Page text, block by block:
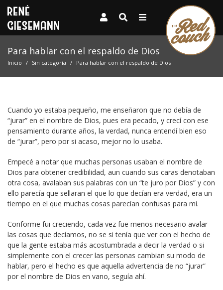
Para hablar con el respaldo de Dios
Inicio Sin categoría Para hablar con el respaldo de Dios
Cuando yo estaba pequeño, me enseñaron que no debía de
“jurar” en el nombre de Dios, pues era pecado, y crecí con ese
pensamiento durante años, la verdad, nunca entendí bien eso
de “jurar”, pero por si acaso, mejor no lo usaba.
Empecé a notar que muchas personas usaban el nombre de
Dios para obtener credibilidad, aun cuando sus caras denotaban
otra cosa, avalaban sus palabras con un “te juro por Dios” y con
ello parecía que sellaran el que lo que decían era verdad, era un
tiempo en el que muchas cosas parecían confusas para mi.
Conforme fui creciendo, cada vez fue menos necesario avalar
las cosas que decíamos, no se si tenía que ver con el hecho de
que la gente estaba más acostumbrada a decir la verdad o si
simplemente con el crecer las personas cambian su modo de
hablar, pero el hecho es que aquella advertencia de no “jurar”
por el nombre de Dios en vano, seguía ahí.